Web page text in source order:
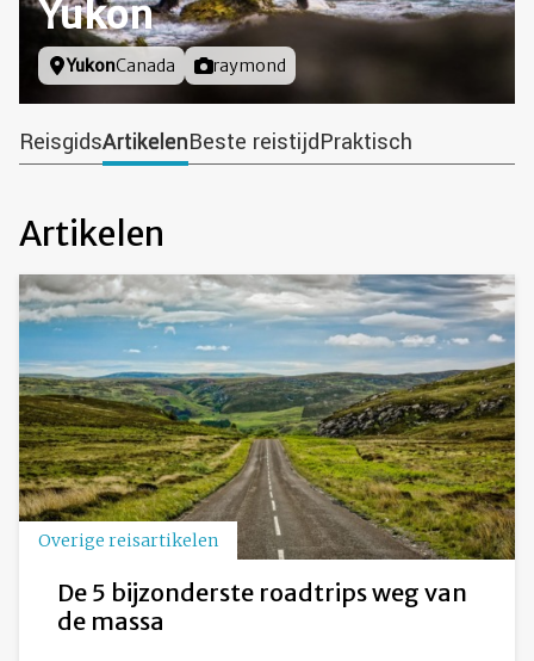
Yukon
Locatie
YukonCanada Foto door
raymond
ReisgidsArtikelenBeste reistijdPraktisch
Artikelen
Overige reisartikelen
De 5 bijzonderste roadtrips weg van
de massa